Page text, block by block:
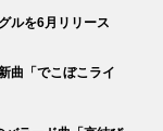
ルを6月リリース
曲「でこぼこライ